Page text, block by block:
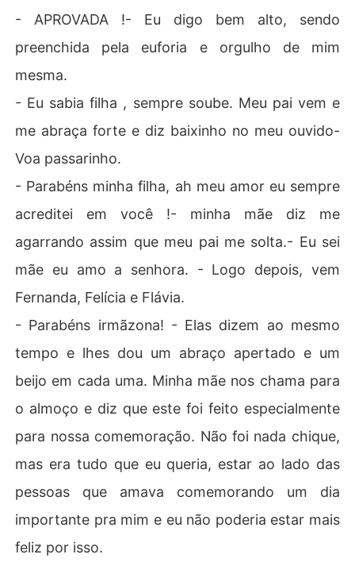
- APROVADA !- Eu digo bem alto, sendo
preenchida pela euforia e orgulho de mim
mesma.
- Eu sabia filha , sempre soube. Meu pai vem e
me abraça forte e diz baixinho no meu ouvido-
Voa passarinho.
- Parabéns minha filha, ah meu amor eu sempre
acreditei em você !- minha mãe diz me
agarrando assim que meu pai me solta.- Eu sei
mãe eu amo a senhora. - Logo depois, vem
Fernanda, Felícia e Flávia.
- Parabéns irmãzona! - Elas dizem ao mesmo
tempo e lhes dou um abraço apertado e um
beijo em cada uma. Minha mãe nos chama para
o almoço e diz que este foi feito especialmente
para nossa comemoração. Não foi nada chique,
mas era tudo que eu queria, estar ao lado das
pessoas que amava comemorando um dia
importante pra mim e eu não poderia estar mais
feliz por isso.